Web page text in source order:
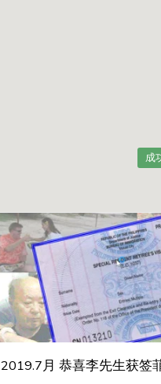
成
2019.7月 恭喜李先生获签